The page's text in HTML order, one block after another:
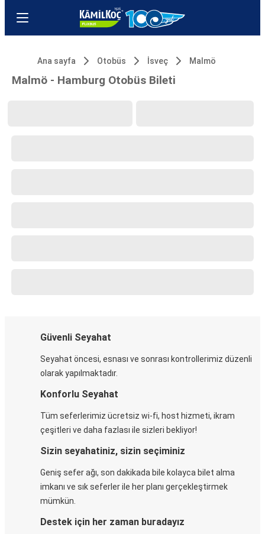
Ana sayfa Otobüs İsveç Malmö
Malmö - Hamburg Otobüs Bileti
Güvenli Seyahat
Seyahat öncesi, esnası ve sonrası kontrollerimiz düzenli
olarak yapılmaktadır.
Konforlu Seyahat
Tüm seferlerimiz ücretsiz wi-fi, host hizmeti, ikram
çeşitleri ve daha fazlası ile sizleri bekliyor!
Sizin seyahatiniz, sizin seçiminiz
Geniş sefer ağı, son dakikada bile kolayca bilet alma
imkanı ve sık seferler ile her planı gerçekleştirmek
mümkün.
Destek için her zaman buradayız